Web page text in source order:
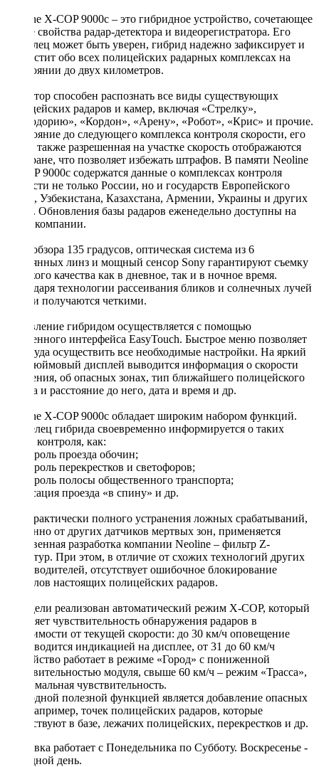
Neoline X-COP 9000c – это гибридное устройство, сочетающее
в себе свойства радар-детектора и видеорегистратора. Его
владелец может быть уверен, гибрид надежно зафиксирует и
оповестит обо всех полицейских радарных комплексах на
расстоянии до двух километров.
Детектор способен распознать все виды существующих
полицейских радаров и камер, включая «Стрелку»,
«Автодорию», «Кордон», «Арену», «Робот», «Крис» и прочие.
Расстояние до следующего комплекса контроля скорости, его
тип, а также разрешенная на участке скорость отображаются
на экране, что позволяет избежать штрафов. В памяти Neoline
X-COP 9000c содержатся данные о комплексах контроля
скорости не только России, но и государств Европейского
союза, Узбекистана, Казахстана, Армении, Украины и других
стран. Обновления базы радаров еженедельно доступны на
сайте компании.
Угол обзора 135 градусов, оптическая система из 6
стеклянных линз и мощный сенсор Sony гарантируют съемку
высокого качества как в дневное, так и в ночное время.
Благодаря технологии рассеивания бликов и солнечных лучей
записи получаются четкими.
Управление гибридом осуществляется с помощью
фирменного интерфейса EasyTouch. Быстрое меню позволяет
без труда осуществить все необходимые настройки. На яркий
двухдюймовый дисплей выводится информация о скорости
движения, об опасных зонах, тип ближайшего полицейского
радара и расстояние до него, дата и время и др.
Neoline X-COP 9000c обладает широким набором функций.
Владелец гибрида своевременно информируется о таких
типах контроля, как:
- контроль проезда обочин;
- контроль перекрестков и светофоров;
- контроль полосы общественного транспорта;
- фиксация проезда «в спину» и др.
Для практически полного устранения ложных срабатываний,
особенно от других датчиков мертвых зон, применяется
собственная разработка компании Neoline – фильтр Z-
сигнатур. При этом, в отличие от схожих технологий других
производителей, отсутствует ошибочное блокирование
сигналов настоящих полицейских радаров.
В модели реализован автоматический режим X-COP, который
изменяет чувствительность обнаружения радаров в
зависимости от текущей скорости: до 30 км/ч оповещение
производится индикацией на дисплее, от 31 до 60 км/ч
устройство работает в режиме «Город» с пониженной
чувствительностью модуля, свыше 60 км/ч – режим «Трасса»,
максимальная чувствительность.
Еще одной полезной функцией является добавление опасных
зон, например, точек полицейских радаров, которые
отсутствуют в базе, лежачих полицейских, перекрестков и др.
Доставка работает с Понедельника по Субботу. Воскресенье -
выходной день.